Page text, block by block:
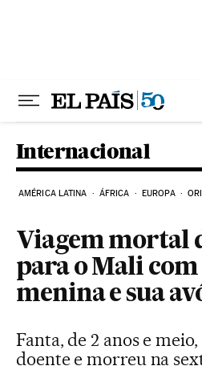
Internacional
AMÉRICA LATINA ÁFRICA EUROPA
Viagem mortal
para o Mali
menina e sua
Fanta, de 2 anos e
doente e morreu na